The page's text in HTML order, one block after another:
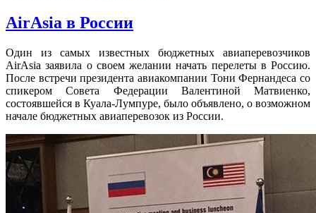
AirAsia в России
Один из самых известных бюджетных авиаперевозчиков
AirAsia заявила о своем желании начать перелеты в Россию.
После встречи президента авиакомпании Тони Фернандеса со
спикером Совета Федерации Валентиной Матвиенко,
состоявшейся в Куала-Лумпуре, было объявлено, о возможном
начале бюджетных авиаперевозок из России.